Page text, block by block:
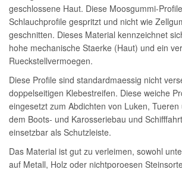
geschlossene Haut. Diese Moosgummi-
Schlauchprofile gespritzt und nicht wie
geschnitten. Dieses Material kennzeichnet
hohe mechanische Staerke (Haut) und ein
Rueckstellvermoegen.
Diese Profile sind standardmaessig nicht
doppelseitigen Klebestreifen. Diese weiche
eingesetzt zum Abdichten von Luken,
dem Boots- und Karosseriebau und
einsetzbar als Schutzleiste.
Das Material ist gut zu verleimen, sowohl
auf Metall, Holz oder nichtporoesen